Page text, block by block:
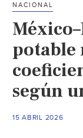
pide
no
usar
agua
tras
en
NACIONAL
potable
según
15 ABRIL 2026